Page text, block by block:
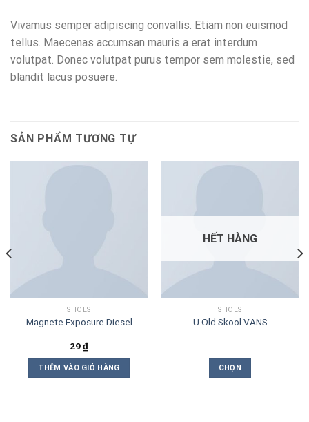
Vivamus semper adipiscing convallis. Etiam non euismod
tellus. Maecenas accumsan mauris a erat interdum
volutpat. Donec volutpat purus tempor sem molestie, sed
blandit lacus posuere.
SẢN PHẨM TƯƠNG TỰ
SHOES
Magnete Exposure Diesel
29₫
THÊM VÀO GIỎ HÀNG
HẾT HÀNG
SHOES
U Old Skool VANS
CHỌN